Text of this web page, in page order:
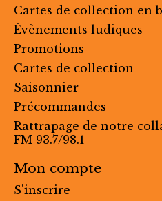
Cartes de collection en
Évènements ludiques
Promotions
Cartes de collection
Saisonnier
Précommandes
Rattrapage de notre
FM 93.7/98.1
Mon compte
S'inscrire